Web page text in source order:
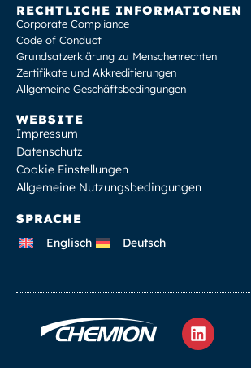
RECHTLICHE INFORMATIONEN
Corporate Compliance
Code of Conduct
Grundsatzerklärung zu Menschenrechten
Zertifikate und Akkreditierungen
Allgemeine Geschäftsbedingungen
WEBSITE
Impressum
Datenschutz
Cookie Einstellungen
Allgemeine Nutzungsbedingungen
SPRACHE
Englisch Deutsch